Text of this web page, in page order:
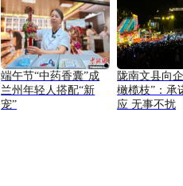
端午节“中药香囊”成
兰州年轻人搭配“新
宠”
陇南文县向
橄榄枝”：承
应 无事不扰